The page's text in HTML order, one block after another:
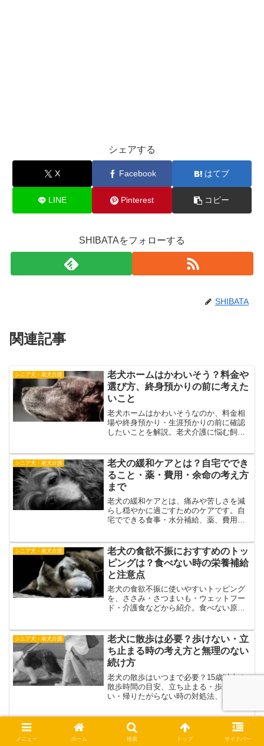
シェアする
X Facebook はてブ
LINE Pinterest コピー
SHIBATAをフォローする
SHIBATA
関連記事
シニア犬・老犬介護
老犬ホームはかわいそう？料金や
選び方、終身預かりの前に考えた
いこと
老犬ホームはかわいそうなのか、料金相
場や終身預かり・生涯預かりの前に確認
したいことを解説。老犬介護に悩む飼い
紹介します。
シニア犬・老犬介護
老犬の緩和ケアとは？自宅ででき
ること・薬・費用・余命の考え方
まで
老犬の緩和ケアとは、痛みや苦しさを減
らし穏やかに過ごすためのケアです。自
宅でできる食事・水分補給、薬、費用、
シニア犬・老犬介護
老犬の食欲不振におすすめのトッ
ピングは？食べない時の栄養補給
と注意点
老犬の食欲不振に使いやすいトッピング
を、ささみ・さつまいも・ウェットフー
ド・介護食などから紹介。食べない原
相談したいサインもまとめます。
シニア犬・老犬介護
老犬に散歩は必要？歩けない・立
ち止まる時の考え方と無理のない
続け方
老犬の散歩はいつまで必要？15歳以上の
散歩時間の目安、立ち止まる・歩かな
い・帰りたがらない時の対処法、カート
て解説します。
シニア犬・老犬介護
老犬がご飯を食べない時の原因と
対処法｜余命・水は飲む・おやつ
メニュー ホーム 検索 トップ サイドバー